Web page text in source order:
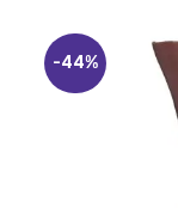
-44%